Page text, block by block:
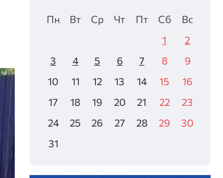
Пн Вт Ср Чт Пт Сб
Вс
1
2
3
4 5 6 7 8
9
10
11 12 13 14 15
16
17
18 19 20 21 22
23
24
25 26 27 28 29
30
31